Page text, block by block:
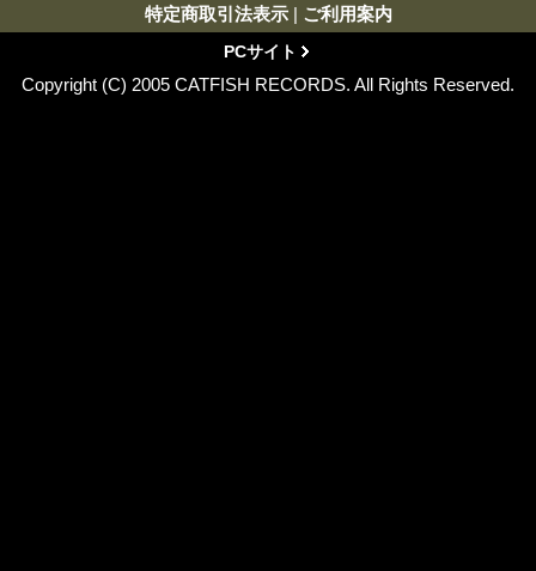
特定商取引法表示 | ご利用案内
PCサイト
Copyright (C) 2005 CATFISH RECORDS. All Rights Reserved.